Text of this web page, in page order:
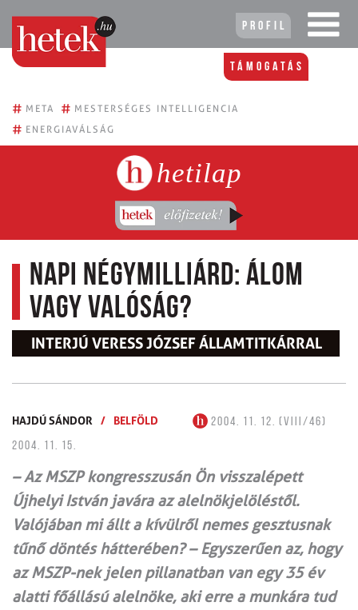
Profil
Támogatás
# META # MESTERSÉGES INTELLIGENCIA
# ENERGIAVÁLSÁG
hetilap
Napi négymilliárd: álom
vagy valóság?
INTERJÚ VERESS JÓZSEF ÁLLAMTITKÁRRAL
HAJDÚ SÁNDOR / BELFÖLD
2004. 11. 12. (VIII/46)
2004. 11. 15.
– Az MSZP kongresszusán Ön visszalépett
Újhelyi István javára az alelnökjelöléstől.
Valójában mi állt a kívülről nemes gesztusnak
tűnő döntés hátterében? – Egyszerűen az, hogy
az MSZP-nek jelen pillanatban van egy 35 év
alatti főállású alelnöke, aki erre a munkára tud